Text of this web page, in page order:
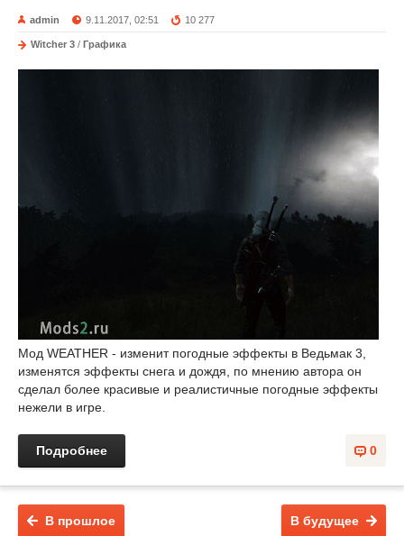
admin 9.11.2017, 02:51 10 277
Witcher 3 / Графика
Мод WEATHER - изменит погодные эффекты в Ведьмак 3,
изменятся эффекты снега и дождя, по мнению автора он
сделал более красивые и реалистичные погодные эффекты
нежели в игре.
0
Подробнее
В будущее
В прошлое